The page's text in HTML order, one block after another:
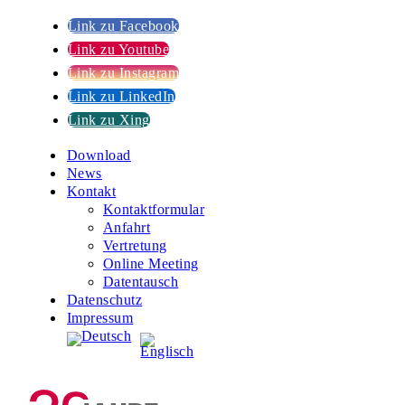
Link zu Facebook
Link zu Youtube
Link zu Instagram
Link zu LinkedIn
Link zu Xing
Download
News
Kontakt
Kontaktformular
Anfahrt
Vertretung
Online Meeting
Datentausch
Datenschutz
Impressum